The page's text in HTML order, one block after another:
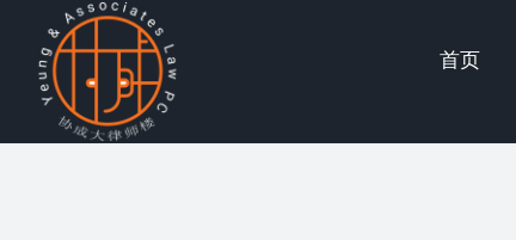
content
首页